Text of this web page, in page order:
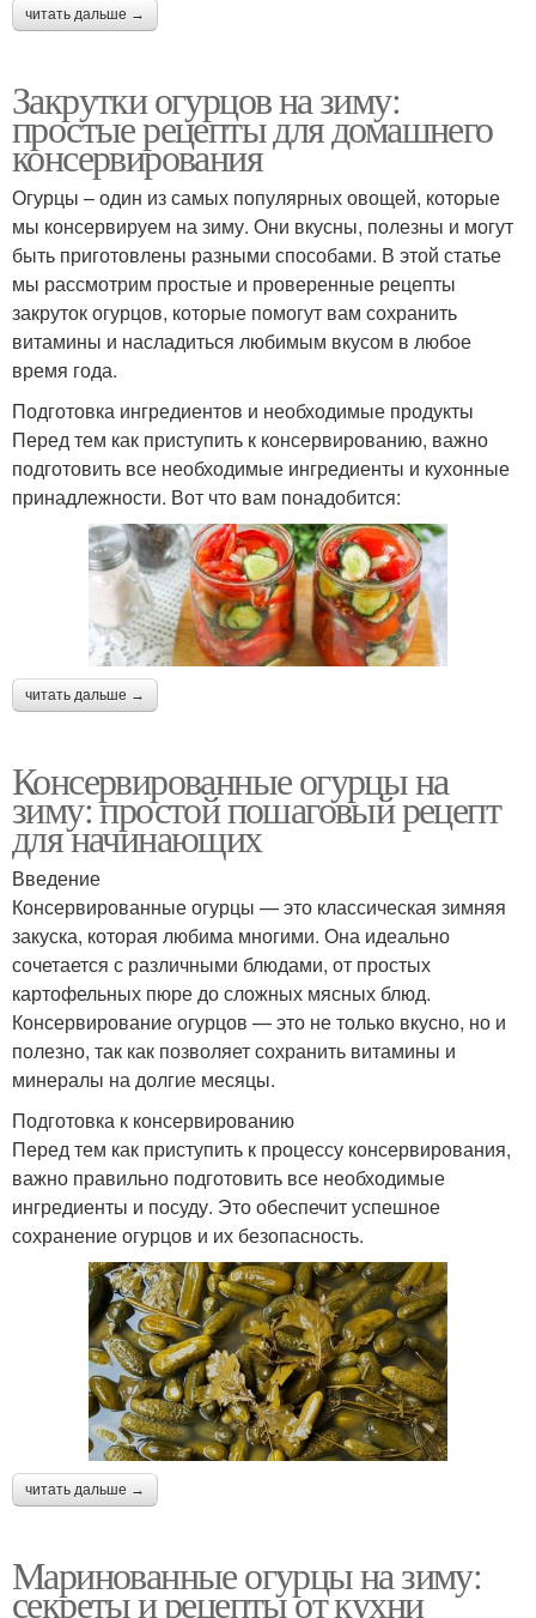
читать дальше →
Закрутки огурцов на зиму:
простые рецепты для домашнего
консервирования
Огурцы – один из самых популярных овощей, которые
мы консервируем на зиму. Они вкусны, полезны и могут
быть приготовлены разными способами. В этой статье
мы рассмотрим простые и проверенные рецепты
закруток огурцов, которые помогут вам сохранить
витамины и насладиться любимым вкусом в любое
время года.
Подготовка ингредиентов и необходимые продукты
Перед тем как приступить к консервированию, важно
подготовить все необходимые ингредиенты и кухонные
принадлежности. Вот что вам понадобится:
читать дальше →
Консервированные огурцы на
зиму: простой пошаговый рецепт
для начинающих
Введение
Консервированные огурцы — это классическая зимняя
закуска, которая любима многими. Она идеально
сочетается с различными блюдами, от простых
картофельных пюре до сложных мясных блюд.
Консервирование огурцов — это не только вкусно, но и
полезно, так как позволяет сохранить витамины и
минералы на долгие месяцы.
Подготовка к консервированию
Перед тем как приступить к процессу консервирования,
важно правильно подготовить все необходимые
ингредиенты и посуду. Это обеспечит успешное
сохранение огурцов и их безопасность.
читать дальше →
Маринованные огурцы на зиму:
секреты и рецепты от кухни